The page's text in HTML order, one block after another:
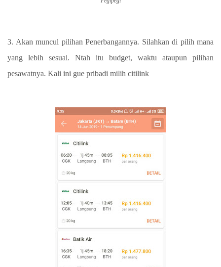
3. Akan muncul pilihan Penerbangannya. Silahkan di pilih mana
yang lebih sesuai. Ntah itu budget, waktu ataupun pilihan
pesawatnya. Kali ini gue pribadi milih citilink